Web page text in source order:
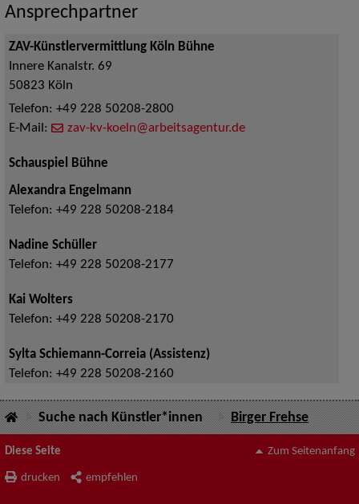
Ansprechpartner
ZAV-Künstlervermittlung Köln Bühne
Innere Kanalstr. 69
50823 Köln
Telefon: +49 228 50208-2800
E-Mail:
zav-kv-koeln@arbeitsagentur.de
Schauspiel Bühne
Alexandra Engelmann
Telefon: +49 228 50208-2184
Nadine Schüller
Telefon: +49 228 50208-2177
Kai Wolters
Telefon: +49 228 50208-2170
Sylta Schiemann-Correia (Assistenz)
Telefon: +49 228 50208-2160
Suche nach Künstler*innen Birger Frehse
Diese Seite
drucken empfehlen
Zum Seitenanfang